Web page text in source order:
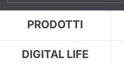
PRODOTTI
DIGITAL LIFE